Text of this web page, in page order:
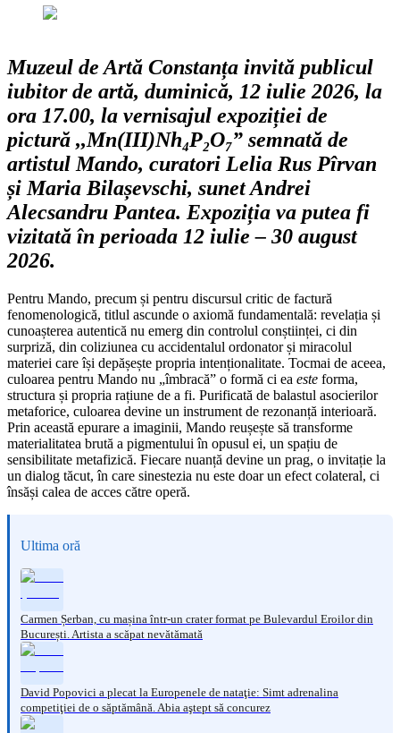
Muzeul de Artă Constanța invită publicul
iubitor de artă, duminică, 12 iulie 2026, la
ora 17.00, la vernisajul expoziției de
pictură ,,Mn(III)Nh₄P₂O₇” semnată de
artistul Mando, curatori Lelia Rus Pîrvan
și Maria Bilașevschi, sunet Andrei
Alecsandru Pantea. Expoziția va putea fi
vizitată în perioada 12 iulie – 30 august
2026.
Pentru Mando, precum și pentru discursul critic de factură
fenomenologică, titlul ascunde o axiomă fundamentală: revelația și
cunoașterea autentică nu emerg din controlul conștiinței, ci din
surpriză, din coliziunea cu accidentalul ordonator și miracolul
materiei care își depășește propria intenționalitate. Tocmai de aceea,
culoarea pentru Mando nu „îmbracă” o formă ci ea este forma,
structura și propria rațiune de a fi. Purificată de balastul asocierilor
metaforice, culoarea devine un instrument de rezonanță interioară.
Prin această epurare a imaginii, Mando reușește să transforme
materialitatea brută a pigmentului în opusul ei, un spațiu de
sensibilitate metafizică. Fiecare nuanță devine un prag, o invitație la
un dialog tăcut, în care sinestezia nu este doar un efect colateral, ci
însăși calea de acces către operă.
Ultima oră
Carmen Șerban, cu mașina într-un crater format pe Bulevardul Eroilor din
București. Artista a scăpat nevătămată
David Popovici a plecat la Europenele de nataţie: Simt adrenalina
competiţiei de o săptămână. Abia aştept să concurez